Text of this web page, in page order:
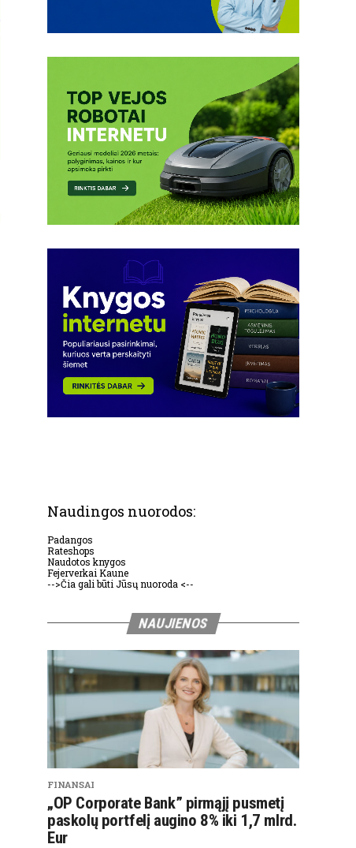
Naudingos nuorodos:
Padangos
Rateshops
Naudotos knygos
Fejerverkai Kaune
-->Čia gali būti Jūsų nuoroda <--
NAUJIENOS
FINANSAI
„OP Corporate Bank” pirmąjį pusmetį
paskolų portfelį augino 8% iki 1,7 mlrd.
Eur